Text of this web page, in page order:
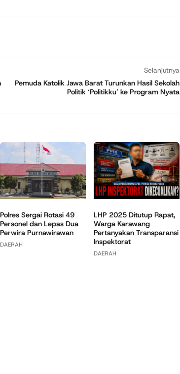
Selanjutnya
Pemuda Katolik Jawa Barat Turunkan Hasil Sekolah
Politik ‘Politikku’ ke Program Nyata
Polres Sergai Rotasi 49
Personel dan Lepas Dua
Perwira Purnawirawan
DAERAH
LHP 2025 Ditutup Rapat,
Warga Karawang
Pertanyakan Transparansi
Inspektorat
DAERAH